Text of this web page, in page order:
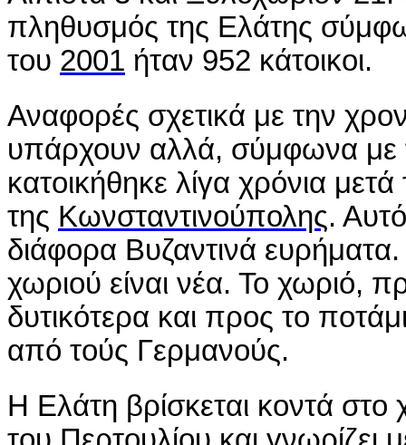
πληθυσμός της Ελάτης
του 2001 ήταν 952 κάτοικοι.
Αναφορές σχετικά με την
υπάρχουν αλλά, σύμφωνα με
κατοικήθηκε λίγα χρόνια
της Κωνσταντινούπολης.
διάφορα Βυζαντινά
χωριού είναι νέα. Το χωριό,
δυτικότερα και προς το
από τούς Γερμανούς.
Η Ελάτη βρίσκεται κοντά στο